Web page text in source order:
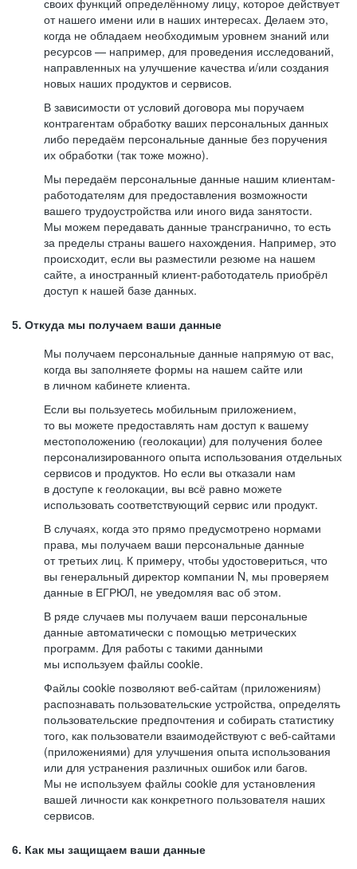
своих функций определённому лицу, которое действует
от нашего имени или в наших интересах. Делаем это,
когда не обладаем необходимым уровнем знаний или
ресурсов — например, для проведения исследований,
направленных на улучшение качества и/или создания
новых наших продуктов и сервисов.
В зависимости от условий договора мы поручаем
контрагентам обработку ваших персональных данных
либо передаём персональные данные без поручения
их обработки (так тоже можно).
Мы передаём персональные данные нашим клиентам-
работодателям для предоставления возможности
вашего трудоустройства или иного вида занятости.
Мы можем передавать данные трансгранично, то есть
за пределы страны вашего нахождения. Например, это
происходит, если вы разместили резюме на нашем
сайте, а иностранный клиент-работодатель приобрёл
доступ к нашей базе данных.
5. Откуда мы получаем ваши данные
Мы получаем персональные данные напрямую от вас,
когда вы заполняете формы на нашем сайте или
в личном кабинете клиента.
Если вы пользуетесь мобильным приложением,
то вы можете предоставлять нам доступ к вашему
местоположению (геолокации) для получения более
персонализированного опыта использования отдельных
сервисов и продуктов. Но если вы отказали нам
в доступе к геолокации, вы всё равно можете
использовать соответствующий сервис или продукт.
В случаях, когда это прямо предусмотрено нормами
права, мы получаем ваши персональные данные
от третьих лиц. К примеру, чтобы удостовериться, что
вы генеральный директор компании N, мы проверяем
данные в ЕГРЮЛ, не уведомляя вас об этом.
В ряде случаев мы получаем ваши персональные
данные автоматически с помощью метрических
программ. Для работы с такими данными
мы используем файлы cookie.
Файлы cookie позволяют веб-сайтам (приложениям)
распознавать пользовательские устройства, определять
пользовательские предпочтения и собирать статистику
того, как пользователи взаимодействуют с веб-сайтами
(приложениями) для улучшения опыта использования
или для устранения различных ошибок или багов.
Мы не используем файлы cookie для установления
вашей личности как конкретного пользователя наших
сервисов.
6. Как мы защищаем ваши данные